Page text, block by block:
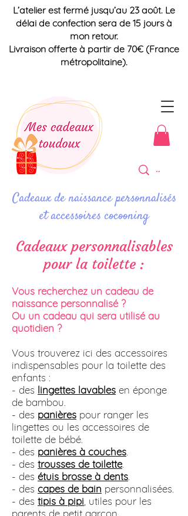
Cadeaux de naissance personnalisés
et accessoires cocooning
L’atelier est fermé jusqu’au 23 août. Le
délai de confection sera de 15 jours à
mon retour.
Livraison offerte à partir de 70€ (France
métropolitaine).
Cadeaux personnalisables
pour la toilette :
Vous recherchez un cadeau de
naissance personnalisé ?
Ou un cadeau qui sera utilisé au
quotidien ?
Vous trouverez ici des accessoires
indispensables pour la toilette des
enfants :
- des lingettes lavables en éponge
de bambou.
- des panières pour ranger les
lingettes ou les accessoires de
toilette de bébé.
- des panières à couches
- des trousses de toilette
- des étuis brosse à dents
- des capes de bain personnalisées.
- des tipis à pipi , utiles pour les
parents de petit garçon.